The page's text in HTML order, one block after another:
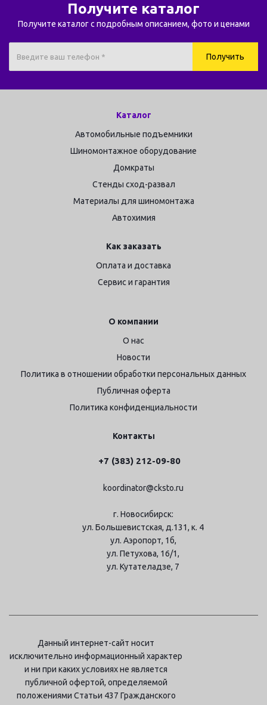
Получите каталог
Получите каталог с подробным описанием, фото и ценами
Каталог
Автомобильные подъемники
Шиномонтажное оборудование
Домкраты
Стенды сход-развал
Материалы для шиномонтажа
Автохимия
Как заказать
Оплата и доставка
Сервис и гарантия
О компании
О нас
Новости
Политика в отношении обработки персональных данных
Публичная оферта
Политика конфиденциальности
Контакты
+7 (383) 212-09-80
koordinator@cksto.ru
г. Новосибирск:
ул. Большевистская, д.131, к. 4
ул. Аэропорт, 1б,
ул. Петухова, 16/1,
ул. Кутателадзе, 7
Данный интернет-сайт носит
исключительно информационный характер
и ни при каких условиях не является
публичной офертой, определяемой
положениями Статьи 437 Гражданского